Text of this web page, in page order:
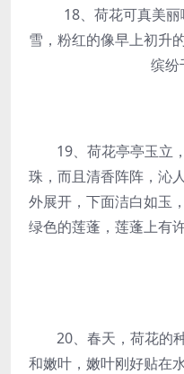
18、荷花可真美丽
雪，粉红的像早上初升
缤纷
19、荷花亭亭玉立，
珠，而且清香阵阵，沁
外展开，下面洁白如玉
绿色的莲蓬，莲蓬上有
20、春天，荷花的种
和嫩叶，嫩叶刚好贴在